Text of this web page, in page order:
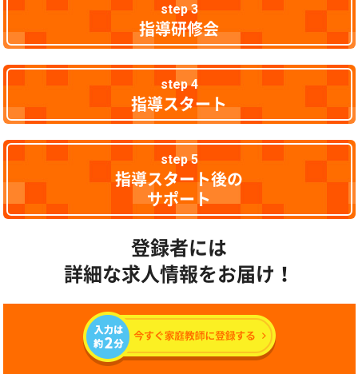
step 3
指導研修会
step 4
指導スタート
step 5
指導スタート後の
サポート
登録者には
詳細な求人情報をお届け！